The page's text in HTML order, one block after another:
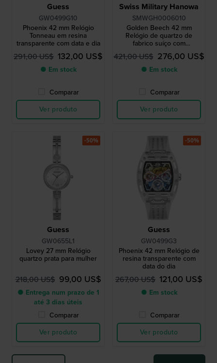
Guess
GW0499G10
Phoenix 42 mm Relógio
Tonneau em resina
transparente com data e dia
291,00 US$ 132,00 US$
● Em stock
Comparar
Ver produto
Swiss Military Hanowa
SMWGH0006010
Golden Beech 42 mm
Relógio de quartzo de
fabrico suíço com
mostrador inspirado na
floresta
421,00 US$ 276,00 US$
● Em stock
Comparar
Ver produto
Guess
GW0655L1
Lovey 27 mm Relógio
quartzo prata para mulher
218,00 US$ 99,00 US$
● Entrega num prazo de 1
até 3 dias úteis
Comparar
Ver produto
-50%
Guess
GW0499G3
Phoenix 42 mm Relógio de
resina transparente com
data do dia
267,00 US$ 121,00 US$
● Em stock
Comparar
Ver produto
-50%